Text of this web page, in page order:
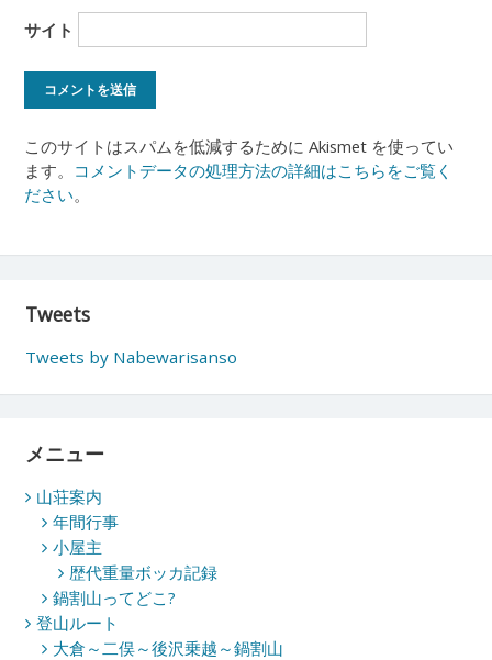
サイト
このサイトはスパムを低減するために Akismet を使ってい
ます。 コメントデータの処理方法の詳細はこちらをご覧く
ださい。
Tweets
Tweets by Nabewarisanso
メニュー
山荘案内
年間行事
小屋主
歴代重量ボッカ記録
鍋割山ってどこ?
登山ルート
大倉～二俣～後沢乗越～鍋割山